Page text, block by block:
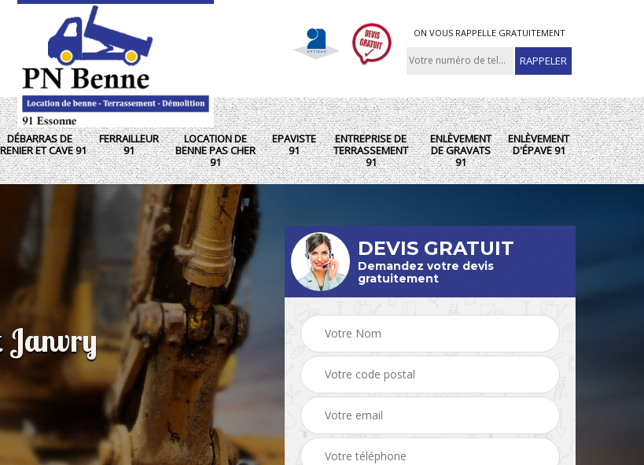
ON VOUS RAPPELLE GRATUITEMENT
DÉBARRAS DE
ET CAVE 91
FERRAILLEUR
91
LOCATION DE
BENNE PAS CHER
91
EPAVISTE
91
ENTREPRISE DE
TERRASSEMENT
91
ENLÈVEMENT
DE GRAVATS
91
ENLÈVEMENT
D'ÉPAVE 91
Janvry
DEVIS GRATUIT
Demandez votre devis
gratuitement